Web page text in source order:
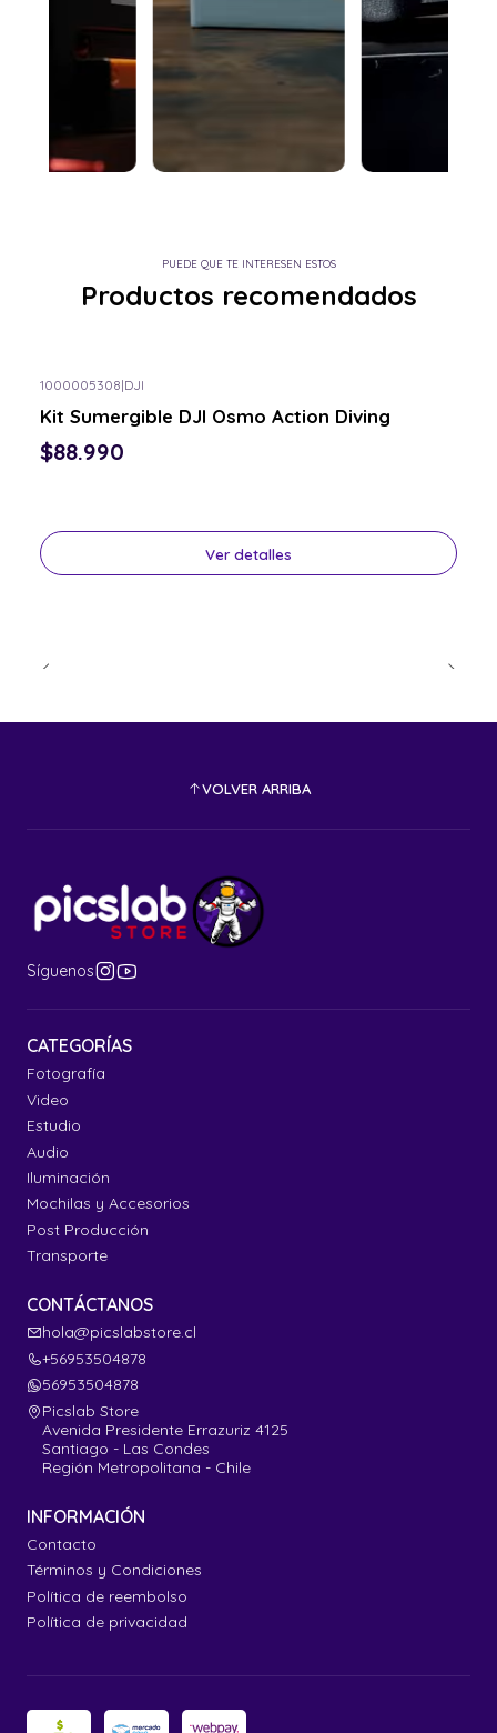
PUEDE QUE TE INTERESEN ESTOS
Productos recomendados
1000005308|DJI
Kit Sumergible DJI Osmo Action Diving
$88.990
Ver detalles
VOLVER ARRIBA
Síguenos
CATEGORÍAS
Fotografía
Video
Estudio
Audio
Iluminación
Mochilas y Accesorios
Post Producción
Transporte
CONTÁCTANOS
hola@picslabstore.cl
+56953504878
56953504878
Picslab Store
Avenida Presidente Errazuriz 4125
Santiago - Las Condes
Región Metropolitana - Chile
INFORMACIÓN
Contacto
Términos y Condiciones
Política de reembolso
Política de privacidad